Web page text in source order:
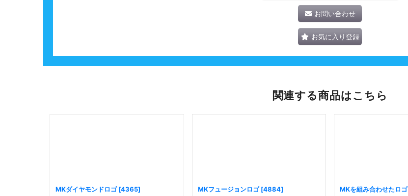
お問い合わせ
お気に入り登録
関連する商品はこちら
MKダイヤモンドロゴ [4365] MKフュージョンロゴ [4884] MKを組み合わせたロゴ